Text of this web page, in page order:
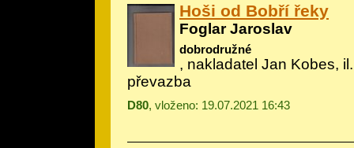
Hoši od Bobří řeky
Foglar Jaroslav
dobrodružné
, nakladatel Jan Kobes,
převazba
D80, vloženo: 19.07.2021 16:43